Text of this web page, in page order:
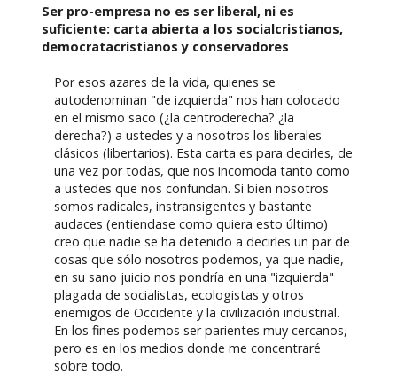
Ser pro-empresa no es ser liberal, ni es
suficiente: carta abierta a los socialcristianos,
democratacristianos y conservadores
Por esos azares de la vida, quienes se
autodenominan "de izquierda" nos han colocado
en el mismo saco (¿la centroderecha? ¿la
derecha?) a ustedes y a nosotros los liberales
clásicos (libertarios). Esta carta es para decirles, de
una vez por todas, que nos incomoda tanto como
a ustedes que nos confundan. Si bien nosotros
somos radicales, instransigentes y bastante
audaces (entiendase como quiera esto último)
creo que nadie se ha detenido a decirles un par de
cosas que sólo nosotros podemos, ya que nadie,
en su sano juicio nos pondría en una "izquierda"
plagada de socialistas, ecologistas y otros
enemigos de Occidente y la civilización industrial.
En los fines podemos ser parientes muy cercanos,
pero es en los medios donde me concentraré
sobre todo.